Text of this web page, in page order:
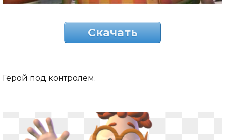
Скачать
Герой под контролем.